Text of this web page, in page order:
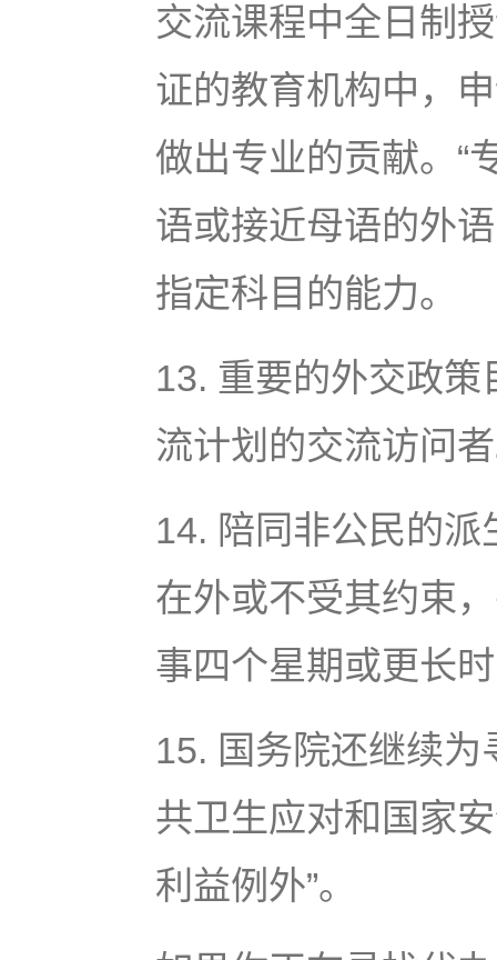
交流课程中全日制
证的教育机构中，
做出专业的贡献。“
语或接近母语的外
指定科目的能力。
13. 重要的外交政
流计划的交流访问
14. 陪同非公民的
在外或不受其约束
事四个星期或更长
15. 国务院还继续
共卫生应对和国家
利益例外”。